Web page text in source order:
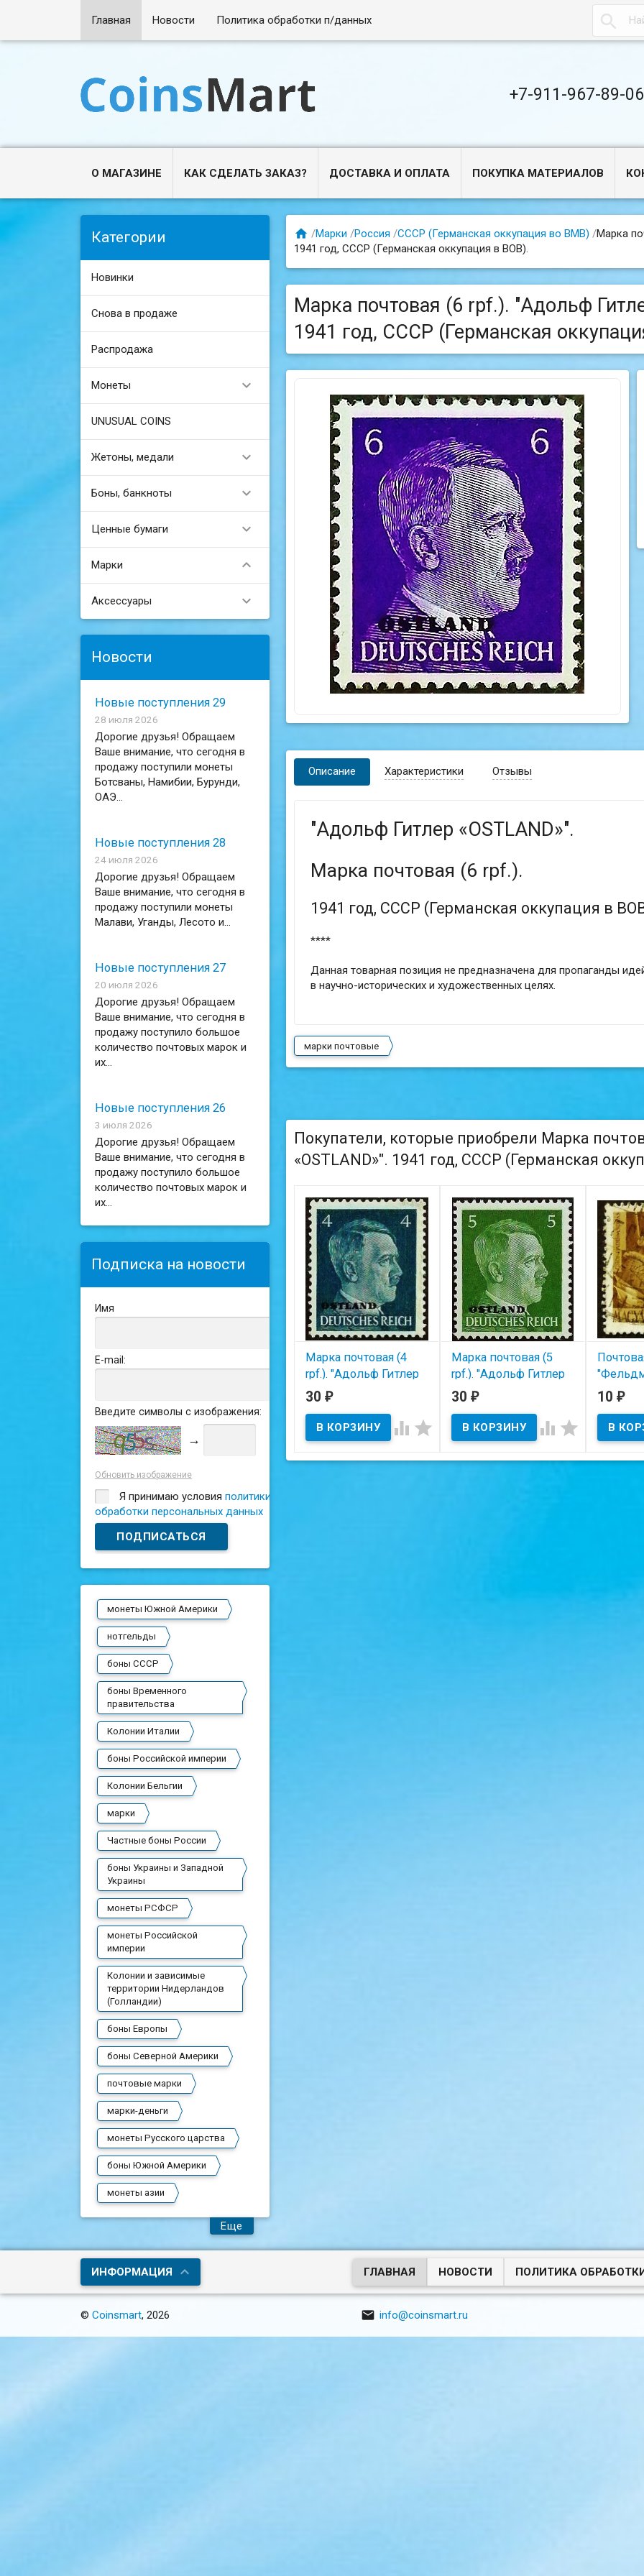
Главная Новости Политика обработки п/данных 
+7-911-967-89-06
О МАГАЗИНЕ КАК СДЕЛАТЬ ЗАКАЗ? ДОСТАВКА И ОПЛАТА ПОКУПКА МАТЕРИАЛОВ
Категории
Новинки
Снова в продаже
Распродажа
Монеты 
UNUSUAL COINS
Жетоны, медали 
Боны, банкноты 
Ценные бумаги 
Марки 
Аксессуары 
Новости
Новые поступления 29
28 июля 2026
Дорогие друзья! Обращаем
Ваше внимание, что сегодня в
продажу поступили монеты
Ботсваны, Намибии, Бурунди,
ОАЭ...
Новые поступления 28
24 июля 2026
Дорогие друзья! Обращаем
Ваше внимание, что сегодня в
продажу поступили монеты
Малави, Уганды, Лесото и...
Новые поступления 27
20 июля 2026
Дорогие друзья! Обращаем
Ваше внимание, что сегодня в
продажу поступило большое
количество почтовых марок и
их...
Новые поступления 26
3 июля 2026
Дорогие друзья! Обращаем
Ваше внимание, что сегодня в
продажу поступило большое
количество почтовых марок и
их...
Подписка на новости
Имя
E-mail:
Введите символы с изображения:
→
Обновить изображение
Я принимаю условияполитики
обработки персональных данных
монеты Южной Америки
нотгельды
боны СССР
боны Временного
правительства
Колонии Италии
боны Российской империи
Колонии Бельгии
марки
Частные боны России
боны Украины и Западной
Украины
монеты РСФСР
монеты Российской
империи
Колонии и зависимые
территории Нидерландов
(Голландии)
боны Европы
боны Северной Америки
почтовые марки
марки-деньги
монеты Русского царства
боны Южной Америки
монеты азии
Еще
 /Марки /Россия /СССР (Германская оккупация во ВМВ) /Марка
1941 год, СССР (Германская оккупация в ВОВ).
Марка почтовая (6 rpf.). "Адольф
1941 год, СССР (Германская
Описание Характеристики Отзывы
"Адольф Гитлер «OSTLAND»".
Марка почтовая (6 rpf.).
1941 год, СССР (Германская оккупация в
****
Данная товарная позиция не предназначена для пропаганды
в научно-исторических и художественных целях.
марки почтовые
Покупатели, которые приобрели Марка
«OSTLAND»". 1941 год, СССР (Германская
Марка почтовая (4
rpf.). "Адольф Гитлер
«OSTLAND»". 1941 год,
оккупация в ВОВ).
30 ₽
 
Марка почтовая (5
rpf.). "Адольф Гитлер
«OSTLAND»". 1941 год,
оккупация в ВОВ).
30 ₽
 
Андраш
Венгрия.
10 ₽
ИНФОРМАЦИЯ ГЛАВНАЯ НОВОСТИ ПОЛИТИКА
©Coinsmart, 2026  info@coinsmart.ru